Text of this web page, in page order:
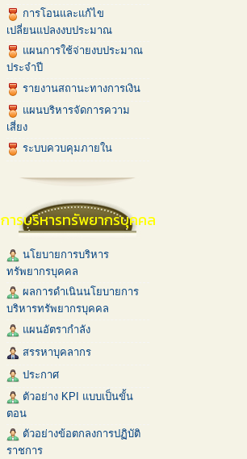
การโอนและแก้ไข
เปลี่ยนแปลงงบประมาณ
แผนการใช้จ่ายงบประมาณ
ประจำปี
รายงานสถานะทางการเงิน
แผนบริหารจัดการความ
เสี่ยง
ระบบควบคุมภายใน
การบริหารทรัพยากรบุคคล
นโยบายการบริหาร
ทรัพยากรบุคคล
ผลการดำเนินนโยบายการ
บริหารทรัพยากรบุคคล
แผนอัตรากำลัง
สรรหาบุคลากร
ประกาศ
ตัวอย่าง KPI แบบเป็นขั้น
ตอน
ตัวอย่างข้อตกลงการปฏิบัติ
ราชการ